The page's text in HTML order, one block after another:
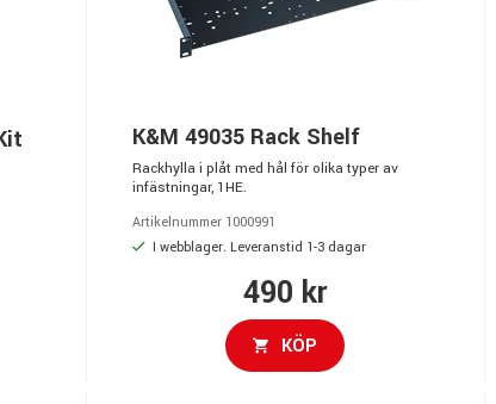
K&M 49035 Rack Shelf
Rackhylla i plåt med hål för olika typer av
infästningar, 1HE.
Artikelnummer 1000991
I webblager. Leveranstid 1-3 dagar
490 kr
KÖP